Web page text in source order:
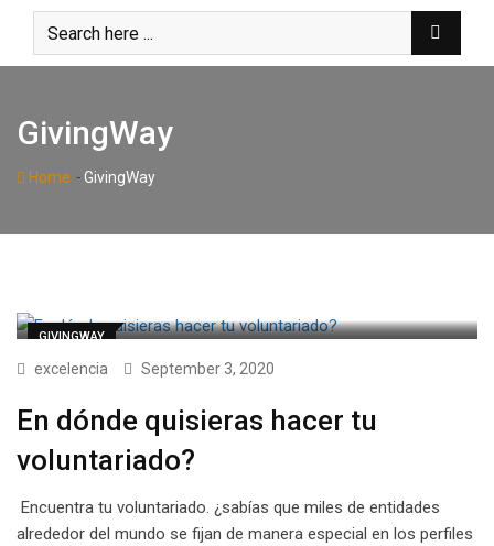
content
GivingWay
Home -GivingWay
GIVINGWAY
excelencia September 3, 2020
En dónde quisieras hacer tu
voluntariado?
Encuentra tu voluntariado. ¿sabías que miles de entidades
alrededor del mundo se fijan de manera especial en los perfiles